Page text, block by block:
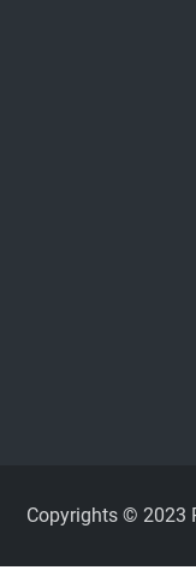
Copyrights © 2023